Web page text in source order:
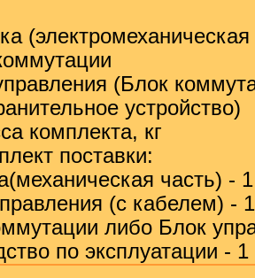
(электромеханическая
(Блок
устройство)
комплекта, кг
поставки:
часть) -
(с кабелем) -
либо Блок
по эксплуатации -